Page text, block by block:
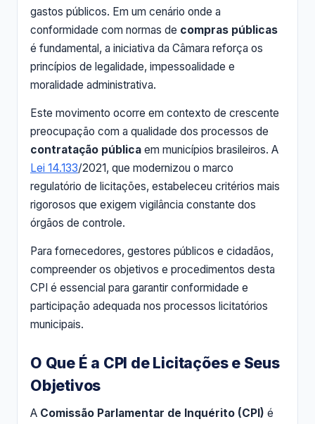
gastos públicos. Em um cenário onde a
conformidade com normas de compras públicas
é fundamental, a iniciativa da Câmara reforça os
princípios de legalidade, impessoalidade e
moralidade administrativa.
Este movimento ocorre em contexto de crescente
preocupação com a qualidade dos processos de
contratação pública em municípios brasileiros. A
Lei 14.133/2021, que modernizou o marco
regulatório de licitações, estabeleceu critérios mais
rigorosos que exigem vigilância constante dos
órgãos de controle.
Para fornecedores, gestores públicos e cidadãos,
compreender os objetivos e procedimentos desta
CPI é essencial para garantir conformidade e
participação adequada nos processos licitatórios
municipais.
O Que É a CPI de Licitações e Seus
Objetivos
A Comissão Parlamentar de Inquérito (CPI) é